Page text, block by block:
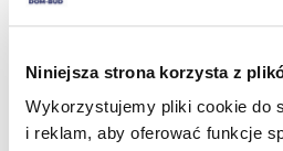
Niniejsza strona korzysta z
Wykorzystujemy pliki cookie do
i reklam, aby oferować funkcje
16 października 2023
Komórka lokatorska –
musisz o niej wiedzieć
Komórka lokatorska to